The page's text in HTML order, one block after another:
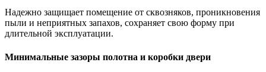
Надежно защищает помещение от сквозняков, проникновения
пыли и неприятных запахов, сохраняет свою форму при
длительной эксплуатации.
Минимальные зазоры полотна и коробки двери